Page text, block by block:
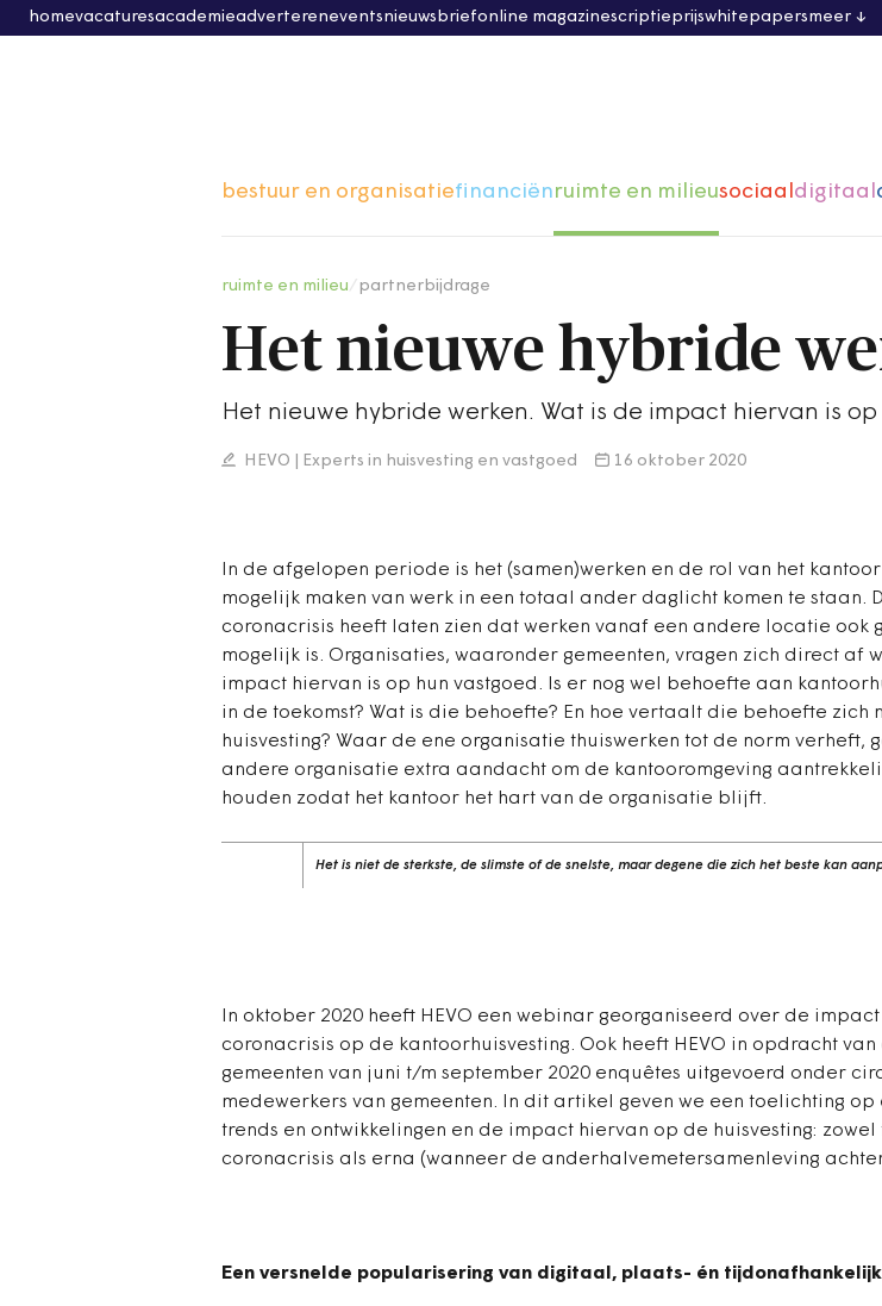
homevacaturesacademieadvertereneventsnieuwsbriefonline magazinescriptieprijswhitepapersmeer
bestuur en organisatiefinanciënruimte en milieusociaaldigitaal
ruimte en milieu partnerbijdrage
Het nieuwe hybride
Het nieuwe hybride werken. Wat is de impact hiervan is
HEVO | Experts in huisvesting en vastgoed 16 oktober 2020
In de afgelopen periode is het (samen)werken en de rol van het
mogelijk maken van werk in een totaal ander daglicht komen te staan.
coronacrisis heeft laten zien dat werken vanaf een andere locatie ook
mogelijk is. Organisaties, waaronder gemeenten, vragen zich direct af
impact hiervan is op hun vastgoed. Is er nog wel behoefte aan
in de toekomst? Wat is die behoefte? En hoe vertaalt die behoefte zich
huisvesting? Waar de ene organisatie thuiswerken tot de norm verheft,
andere organisatie extra aandacht om de kantooromgeving
houden zodat het kantoor het hart van de organisatie blijft.
Het is niet de sterkste, de slimste of de snelste, maar degene die zich het beste kan
In oktober 2020 heeft HEVO een webinar georganiseerd over de
coronacrisis op de kantoorhuisvesting. Ook heeft HEVO in opdracht van
gemeenten van juni t/m september 2020 enquêtes uitgevoerd onder
medewerkers van gemeenten. In dit artikel geven we een toelichting op
trends en ontwikkelingen en de impact hiervan op de huisvesting:
coronacrisis als erna (wanneer de anderhalvemetersamenleving
Een versnelde popularisering van digitaal, plaats- én